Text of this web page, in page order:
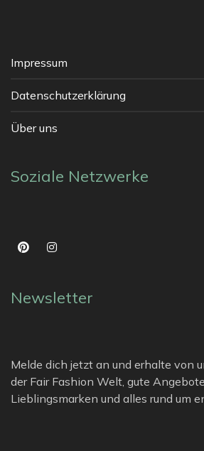
Impressum
Datenschutzerklärung
Über uns
Soziale Netzwerke
Newsletter
Melde dich jetzt an und erhalte von
der Fair Fashion Welt, gute
Lieblingsmarken und alles rund um